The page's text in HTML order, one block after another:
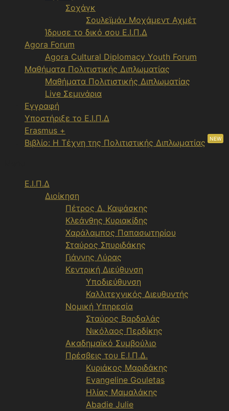
Σοχάγκ
Σουλεϊμάν Μοχάμεντ Αχμέτ
Ίδρυσε το δικό σου Ε.Ι.Π.Δ
Agora Forum
Agora Cultural Diplomacy Youth Forum
Μαθήματα Πολιτιστικής Διπλωματίας
Μαθήματα Πολιτιστικής Διπλωματίας
Live Σεμινάρια
Εγγραφή
Υποστήριξε το Ε.Ι.Π.Δ
Erasmus +
Βιβλίο: Η Τέχνη της Πολιτιστικής Διπλωματίας
NEW
Ε.Ι.Π.Δ
Διοίκηση
Πέτρος Δ. Καψάσκης
Κλεάνθης Κυριακίδης
Χαράλαμπος Παπασωτηρίου
Σταύρος Σπυριδάκης
Γιάννης Λύρας
Κεντρική Διεύθυνση
Υποδιεύθυνση
Καλλιτεχνικός Διευθυντής
Νομική Υπηρεσία
Σταύρος Βαρδαλάς
Νικόλαος Περδίκης
Ακαδημαϊκό Συμβούλιο
Πρέσβεις του Ε.Ι.Π.Δ.
Κυριάκος Μαριδάκης
Evangeline Gouletas
Ηλίας Μαμαλάκης
Abadie Julie